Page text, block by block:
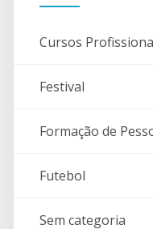
Cursos
Festival
Formação de
Futebol
Sem categoria